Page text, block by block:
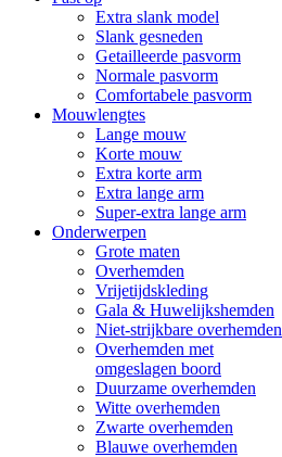
Extra slank model
Slank gesneden
Getailleerde pasvorm
Normale pasvorm
Comfortabele pasvorm
Mouwlengtes
Lange mouw
Korte mouw
Extra korte arm
Extra lange arm
Super-extra lange arm
Onderwerpen
Grote maten
Overhemden
Vrijetijdskleding
Gala & Huwelijkshemden
Niet-strijkbare overhemden
Overhemden met
omgeslagen boord
Duurzame overhemden
Witte overhemden
Zwarte overhemden
Blauwe overhemden